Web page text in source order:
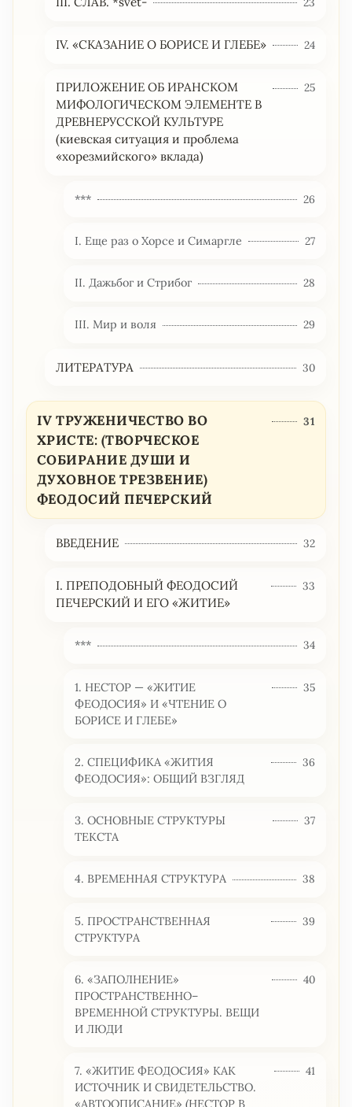
IV. «СКАЗАНИЕ О БОРИСЕ И ГЛЕБЕ» 24
ПРИЛОЖЕНИЕ ОБ ИРАНСКОМ
МИФОЛОГИЧЕСКОМ ЭЛЕМЕНТЕ В
ДРЕВНЕРУССКОЙ КУЛЬТУРЕ
(киевская ситуация и проблема
«хорезмийского» вклада)
25
*** 26
I. Еще раз о Хорcе и Симаргле 27
II. Дажьбог и Стрибог 28
III. Мир и воля 29
ЛИТЕРАТУРА 30
IV ТРУЖЕНИЧЕСТВО ВО
ХРИСТЕ: (ТВОРЧЕСКОЕ
СОБИРАНИЕ ДУШИ И
ДУХОВНОЕ ТРЕЗВЕНИЕ)
ФЕОДОСИЙ ПЕЧЕРСКИЙ
31
ВВЕДЕНИЕ 32
I. ПРЕПОДОБНЫЙ ФЕОДОСИЙ
ПЕЧЕРСКИЙ И ЕГО «ЖИТИЕ»
33
*** 34
1. НЕСТОР — «ЖИТИЕ
ФЕОДОСИЯ» И «ЧТЕНИЕ О
БОРИСЕ И ГЛЕБЕ»
35
2. СПЕЦИФИКА «ЖИТИЯ
ФЕОДОСИЯ»: ОБЩИЙ ВЗГЛЯД
36
3. ОСНОВНЫЕ СТРУКТУРЫ
ТЕКСТА
37
4. ВРЕМЕННАЯ СТРУКТУРА 38
5. ПРОСТРАНСТВЕННАЯ
СТРУКТУРА
39
6. «ЗАПОЛНЕНИЕ»
ПРОСТРАНСТВЕННО–
ВРЕМЕННОЙ СТРУКТУРЫ. ВЕЩИ
И ЛЮДИ
40
7. «ЖИТИЕ ФЕОДОСИЯ» КАК
ИСТОЧНИК И СВИДЕТЕЛЬСТВО.
«АВТООПИСАНИЕ» (НЕСТОР В
41